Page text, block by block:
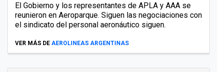
El Gobierno y los representantes de APLA y AAA se
reunieron en Aeroparque. Siguen las negociaciones con
el sindicato del personal aeronáutico siguen.
VER MÁS DE AEROLINEAS ARGENTINAS